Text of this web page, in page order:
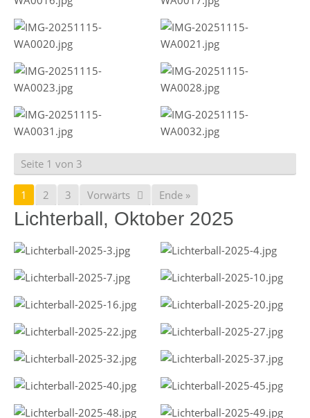
Seite 1 von 3
1 2 3 Vorwärts Ende »
Lichterball, Oktober 2025